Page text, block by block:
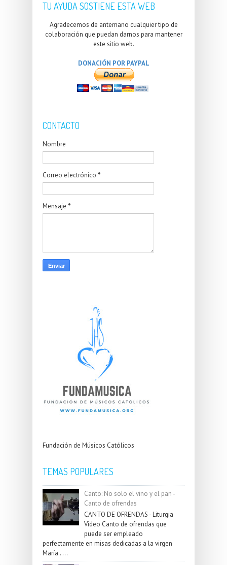
TU AYUDA SOSTIENE ESTA WEB
Agradecemos de antemano cualquier tipo de
colaboración que puedan darnos para mantener
este sitio web.
DONACIÓN POR PAYPAL
CONTACTO
Nombre
Correo electrónico *
Mensaje *
Fundación de Músicos Católicos
TEMAS POPULARES
Canto: No solo el vino y el pan -
Canto de ofrendas
CANTO DE OFRENDAS - Liturgia
Video Canto de ofrendas que
puede ser empleado
perfectamente en misas dedicadas a la virgen
María . ...